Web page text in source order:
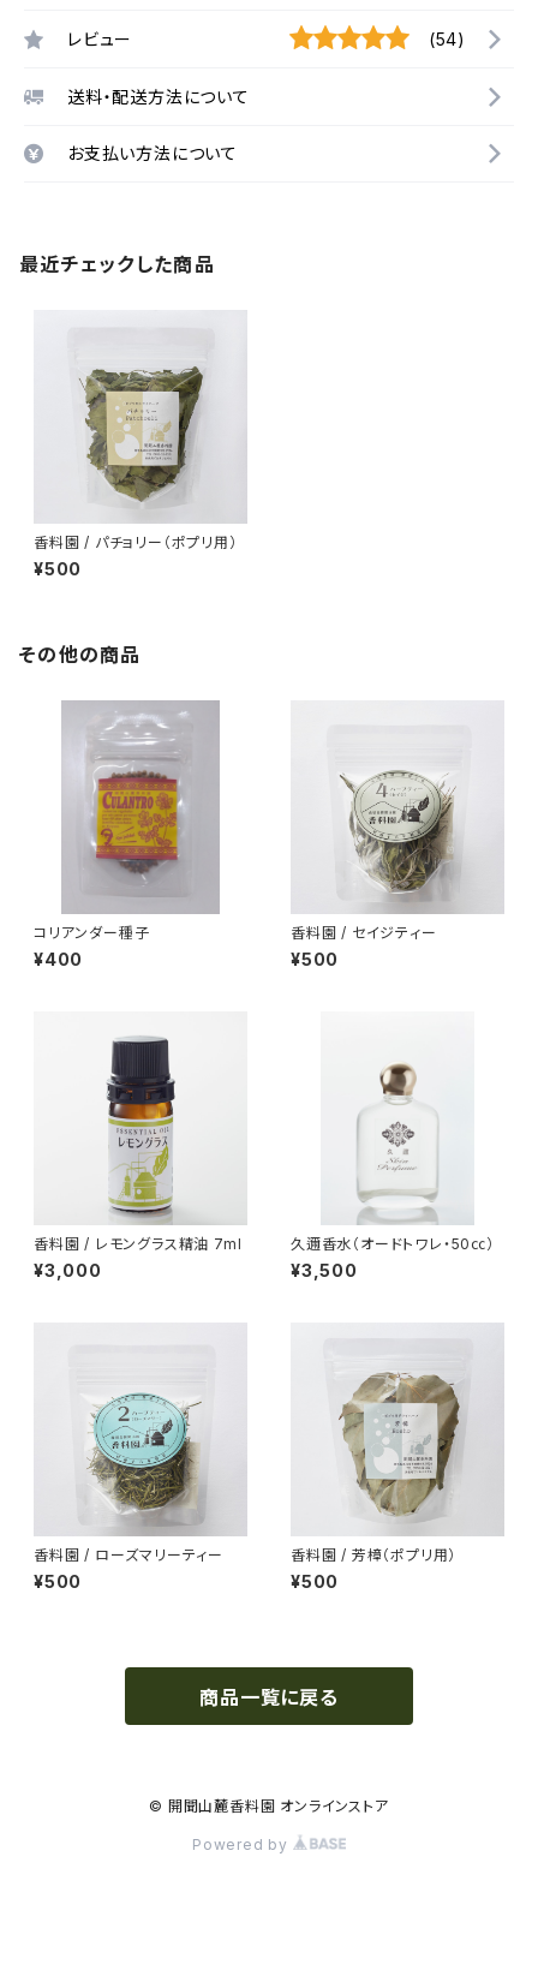
レビュー (54)
送料・配送方法について
お支払い方法について
最近チェックした商品
香料園 / パチョリー（ポプリ用）
¥500
その他の商品
コリアンダー種子
¥400
香料園 / セイジティー
¥500
香料園 / レモングラス精油 7ml
¥3,000
久邇香水（オードトワレ・50㏄）
¥3,500
香料園 / ローズマリーティー
¥500
香料園 / 芳樟（ポプリ用）
¥500
商品一覧に戻る
© 開聞山麓香料園 オンラインストア
Powered by